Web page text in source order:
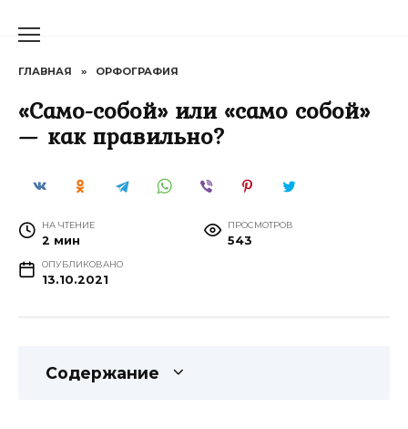
ГЛАВНАЯ » ОРФОГРАФИЯ
«Само-собой» или «само собой»
— как правильно?
НА ЧТЕНИЕ
2 мин
ПРОСМОТРОВ
543
ОПУБЛИКОВАНО
13.10.2021
Содержание